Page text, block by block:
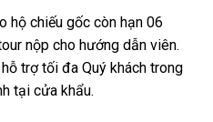
hộ chiếu gốc còn hạn 06
nộp cho hướng dẫn viên.
trợ tối đa Quý khách trong
tại cửa khẩu.